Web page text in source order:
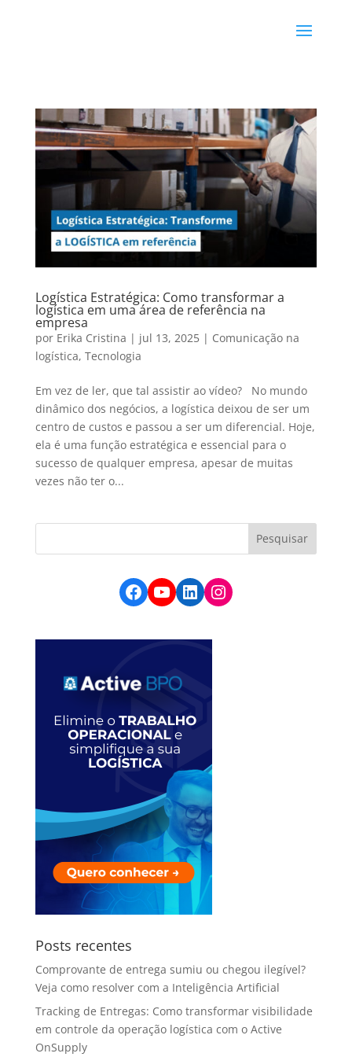
Logística Estratégica: Como transformar a
logística em uma área de referência na
empresa
por Erika Cristina | jul 13, 2025| Comunicação na
logística, Tecnologia
Em vez de ler, que tal assistir ao vídeo? No mundo
dinâmico dos negócios, a logística deixou de ser um
centro de custos e passou a ser um diferencial. Hoje,
ela é uma função estratégica e essencial para o
sucesso de qualquer empresa, apesar de muitas
vezes não ter o...
Facebook
YouTube
LinkedIn
Instagram
Posts recentes
Comprovante de entrega sumiu ou chegou ilegível?
Veja como resolver com a Inteligência Artificial
Tracking de Entregas: Como transformar visibilidade
em controle da operação logística com o Active
OnSupply